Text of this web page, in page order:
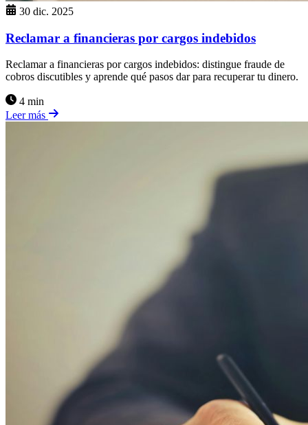
30 dic. 2025
Reclamar a financieras por cargos indebidos
Reclamar a financieras por cargos indebidos: distingue fraude de
cobros discutibles y aprende qué pasos dar para recuperar tu dinero.
4 min
Leer más